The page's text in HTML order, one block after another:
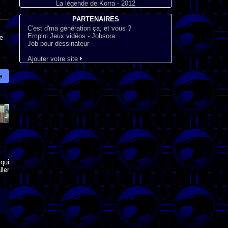
La légende de Korra - 2012
PARTENAIRES
C'est d'ma génération ça, et vous ?
Emploi Jeux vidéos - Jobsora
Job pour dessinateur
Ajouter votre site